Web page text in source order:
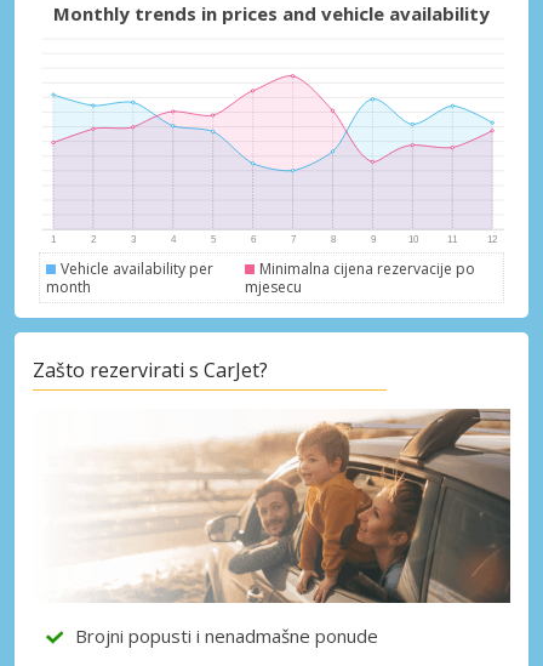
Monthly trends in prices and vehicle availability
Vehicle availability per
month
Minimalna cijena rezervacije po
mjesecu
Zašto rezervirati s CarJet?
Brojni popusti i nenadmašne ponude